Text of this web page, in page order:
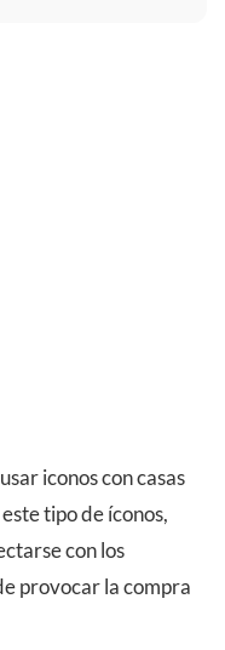
iconos con casas
tipo de íconos,
con los
provocar la compra